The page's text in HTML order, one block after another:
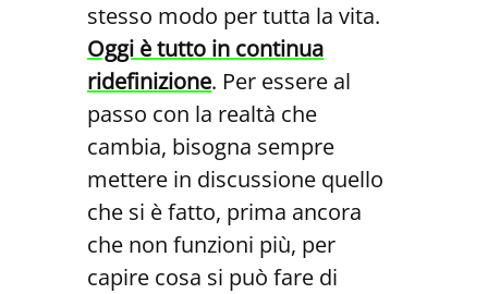
stesso modo per tutta la vita.
Oggi è tutto in continua
ridefinizione. Per essere al
passo con la realtà che
cambia, bisogna sempre
mettere in discussione quello
che si è fatto, prima ancora
che non funzioni più, per
capire cosa si può fare di